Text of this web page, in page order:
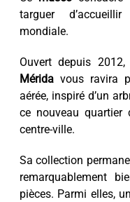
targuer
mondiale.
Ouvert depuis 2012,
Méridavous ravira
aérée, inspiré d’un
ce nouveau quartier
centre-ville.
Sa collection
remarquablement
pièces. Parmi elles,